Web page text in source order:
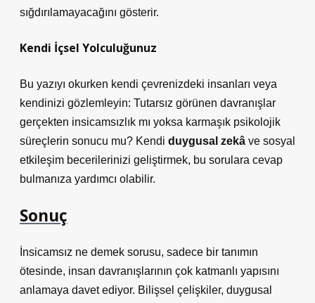
sığdırılamayacağını gösterir.
Kendi İçsel Yolculuğunuz
Bu yazıyı okurken kendi çevrenizdeki insanları veya
kendinizi gözlemleyin: Tutarsız görünen davranışlar
gerçekten insicamsızlık mı yoksa karmaşık psikolojik
süreçlerin sonucu mu? Kendi duygusal zekâ ve sosyal
etkileşim becerilerinizi geliştirmek, bu sorulara cevap
bulmanıza yardımcı olabilir.
Sonuç
İnsicamsız ne demek sorusu, sadece bir tanımın
ötesinde, insan davranışlarının çok katmanlı yapısını
anlamaya davet ediyor. Bilişsel çelişkiler, duygusal